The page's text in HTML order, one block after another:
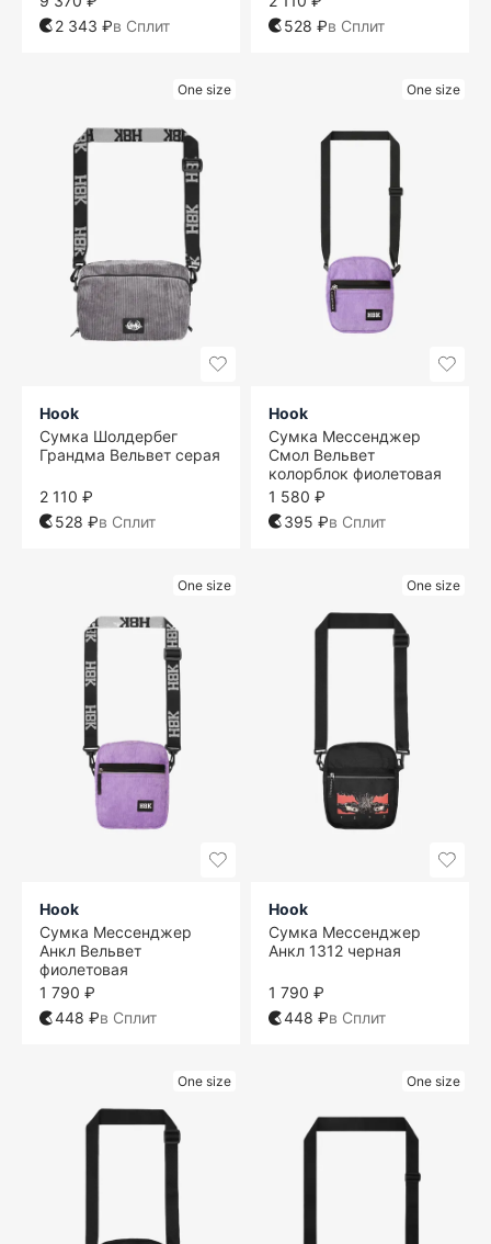
2 343 ₽в Сплит
528 ₽в Сплит
One size
Hook
Сумка Шолдербег
Грандма Вельвет серая
2 110 ₽
528 ₽в Сплит
One size
Hook
Сумка Мессенджер
Смол Вельвет
колорблок фиолетовая
1 580 ₽
395 ₽в Сплит
One size
Hook
Сумка Мессенджер
Анкл Вельвет
фиолетовая
1 790 ₽
448 ₽в Сплит
One size
Hook
Сумка Мессенджер
Анкл 1312 черная
1 790 ₽
448 ₽в Сплит
One size One size